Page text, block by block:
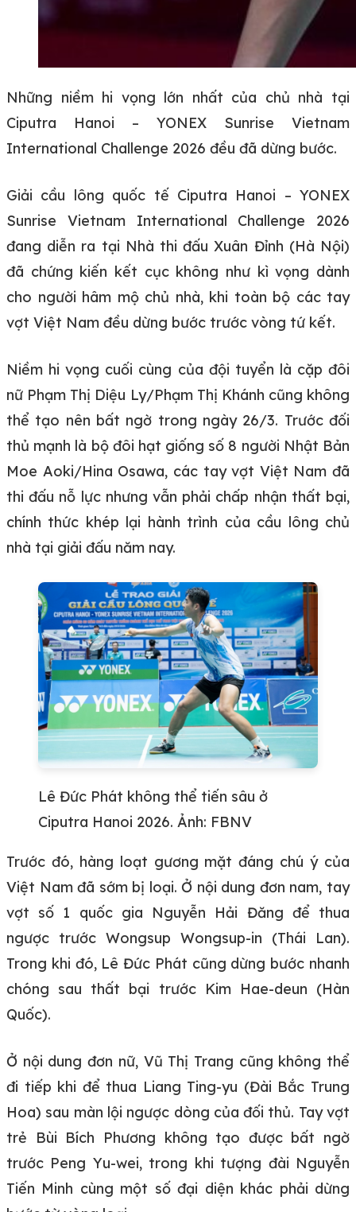
Những niềm hi vọng lớn nhất của chủ nhà tại
Ciputra Hanoi – YONEX Sunrise Vietnam
International Challenge 2026 đều đã dừng bước.
Giải cầu lông quốc tế Ciputra Hanoi – YONEX
Sunrise Vietnam International Challenge 2026
đang diễn ra tại Nhà thi đấu Xuân Đỉnh (Hà Nội)
đã chứng kiến kết cục không như kì vọng dành
cho người hâm mộ chủ nhà, khi toàn bộ các tay
vợt Việt Nam đều dừng bước trước vòng tứ kết.
Niềm hi vọng cuối cùng của đội tuyển là cặp đôi
nữ Phạm Thị Diệu Ly/Phạm Thị Khánh cũng không
thể tạo nên bất ngờ trong ngày 26/3. Trước đối
thủ mạnh là bộ đôi hạt giống số 8 người Nhật Bản
Moe Aoki/Hina Osawa, các tay vợt Việt Nam đã
thi đấu nỗ lực nhưng vẫn phải chấp nhận thất bại,
chính thức khép lại hành trình của cầu lông chủ
nhà tại giải đấu năm nay.
Lê Đức Phát không thể tiến sâu ở
Ciputra Hanoi 2026. Ảnh: FBNV
Trước đó, hàng loạt gương mặt đáng chú ý của
Việt Nam đã sớm bị loại. Ở nội dung đơn nam, tay
vợt số 1 quốc gia Nguyễn Hải Đăng để thua
ngược trước Wongsup Wongsup-in (Thái Lan).
Trong khi đó, Lê Đức Phát cũng dừng bước nhanh
chóng sau thất bại trước Kim Hae-deun (Hàn
Quốc).
Ở nội dung đơn nữ, Vũ Thị Trang cũng không thể
đi tiếp khi để thua Liang Ting-yu (Đài Bắc Trung
Hoa) sau màn lội ngược dòng của đối thủ. Tay vợt
trẻ Bùi Bích Phương không tạo được bất ngờ
trước Peng Yu-wei, trong khi tượng đài Nguyễn
Tiến Minh cùng một số đại diện khác phải dừng